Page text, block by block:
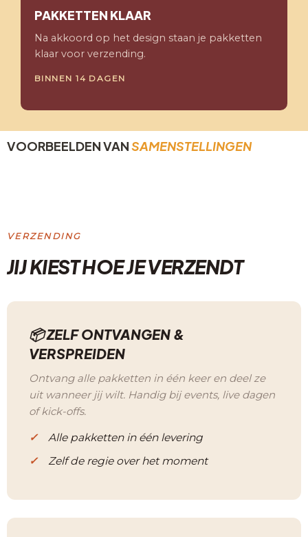
PAKKETTEN KLAAR
Na akkoord op het design staan je pakketten
klaar voor verzending.
BINNEN 14 DAGEN
VOORBEELDEN VANSAMENSTELLINGEN
VERZENDING
JIJ KIEST HOE JE VERZENDT
📦 ZELF ONTVANGEN &
VERSPREIDEN
Ontvang alle pakketten in één keer en deel ze
uit wanneer jij wilt. Handig bij events, live dagen
of kick-offs.
Alle pakketten in één levering
Zelf de regie over het moment